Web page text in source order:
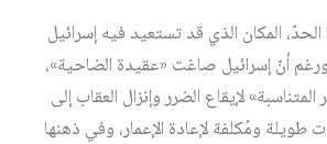
المكان الذي قد تستعيد فيه إسرائيل
أنّ إسرائيل صاغت «عقيدة الضاحية»،
لإيقاع الضرر وإنزال العقاب إلى
ومُكلفة لإعادة الإعمار، وفي ذهنها